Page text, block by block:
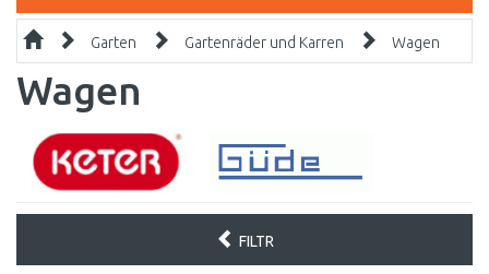
Garten Gartenräder und Karren Wagen
Wagen
FILTR